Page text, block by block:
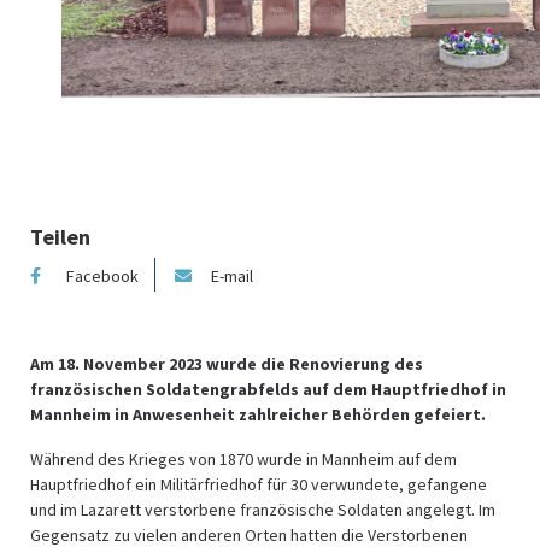
Teilen
Facebook E-mail
Am 18. November 2023 wurde die Renovierung des
französischen Soldatengrabfelds auf dem Hauptfriedhof in
Mannheim in Anwesenheit zahlreicher Behörden gefeiert.
Während des Krieges von 1870 wurde in Mannheim auf dem
Hauptfriedhof ein Militärfriedhof für 30 verwundete, gefangene
und im Lazarett verstorbene französische Soldaten angelegt. Im
Gegensatz zu vielen anderen Orten hatten die Verstorbenen